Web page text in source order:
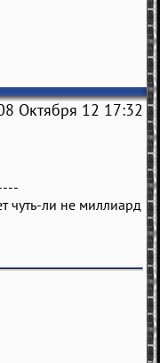
Октября 12 17:32
чуть-ли не миллиард